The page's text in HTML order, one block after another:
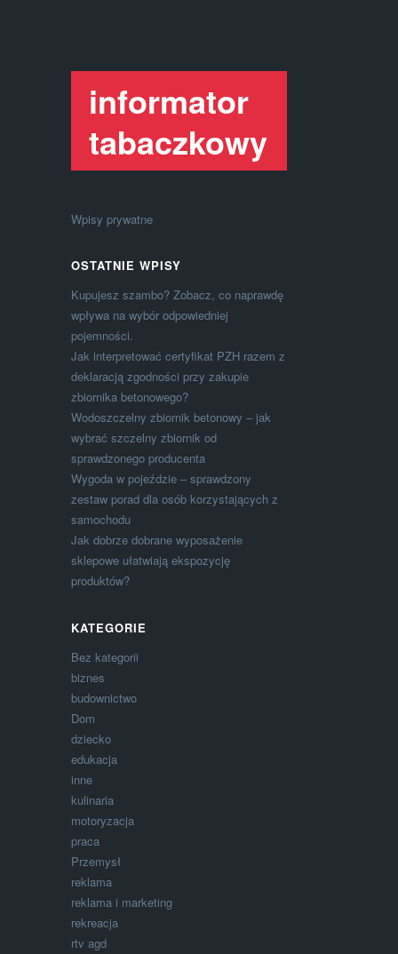
informator
tabaczkowy
Wpisy prywatne
OSTATNIE WPISY
Kupujesz szambo? Zobacz, co naprawdę
wpływa na wybór odpowiedniej
pojemności.
Jak interpretować certyfikat PZH razem z
deklaracją zgodności przy zakupie
zbiornika betonowego?
Wodoszczelny zbiornik betonowy – jak
wybrać szczelny zbiornik od
sprawdzonego producenta
Wygoda w pojeździe – sprawdzony
zestaw porad dla osób korzystających z
samochodu
Jak dobrze dobrane wyposażenie
sklepowe ułatwiają ekspozycję
produktów?
KATEGORIE
Bez kategorii
biznes
budownictwo
Dom
dziecko
edukacja
inne
kulinaria
motoryzacja
praca
Przemysł
reklama
reklama i marketing
rekreacja
rtv agd